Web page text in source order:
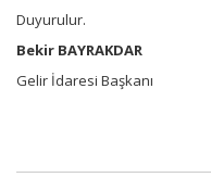
Duyurulur.
Bekir BAYRAKDAR
Gelir İdaresi Başkanı